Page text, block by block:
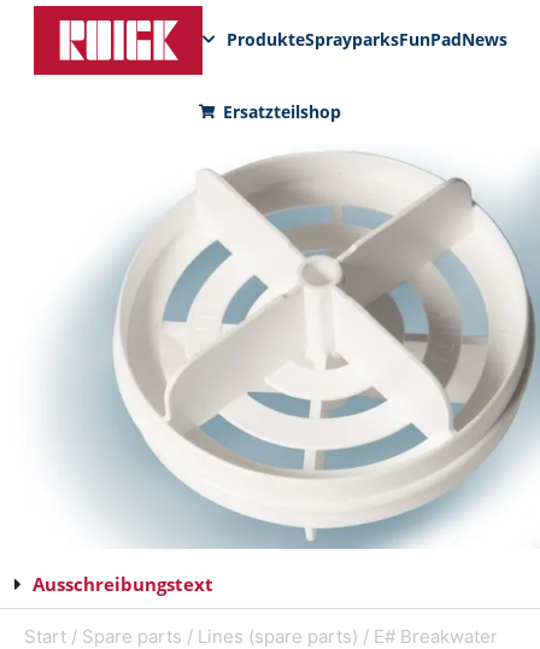
ProdukteSprayparksFunPadNews
Ersatzteilshop
Ausschreibungstext
Start / Spare parts / Lines (spare parts) / E# Breakwater